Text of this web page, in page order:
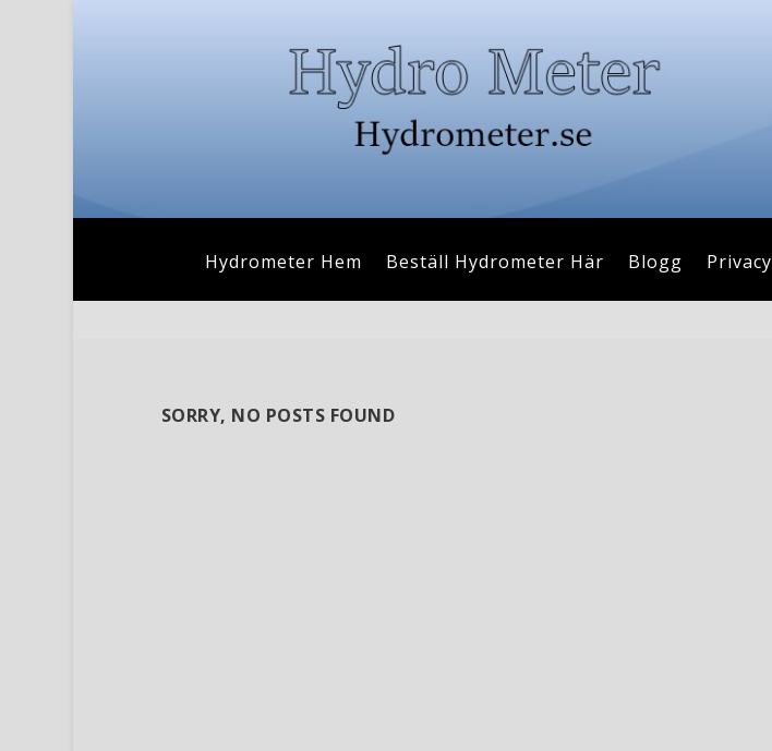
Hydrometer Hem Beställ Hydrometer Här Blogg Privacy
SORRY, NO POSTS FOUND